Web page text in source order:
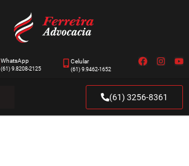
WhatsApp
(61) 9.8208-2125
Celular
(61) 9.9462-1652
(61) 3256-8361